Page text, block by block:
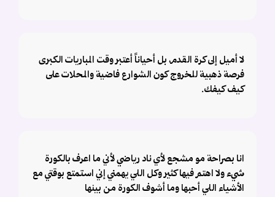
لا أميل إلى كرة القدم، بل أحياناً أعتبر وقت المباريات الكبرى
فرصة ذهبية للخروج كون الشوارع فاضية والمحلات على
كيف كيفك.
انا بصراحة مو مشجع لأي ناد رياضي لأني ما اعرف بالكورة
شيء ولا اهتم فيها كثير وكل اللي يهمني إني استمتع بوقتي مع
الأشياء اللي أحبها وما أشوف الكورة من بينها